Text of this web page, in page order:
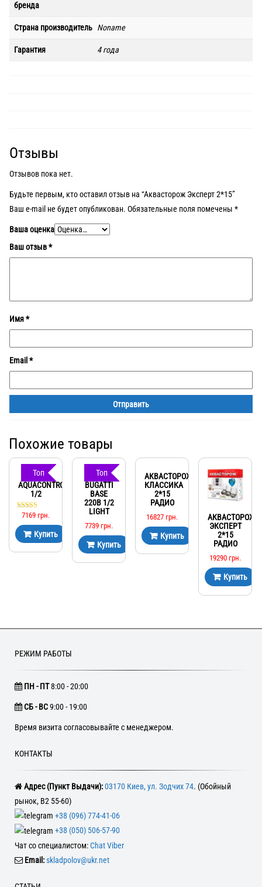
бренда
Страна производитель Noname
Гарантия 4 года
Отзывы
Отзывов пока нет.
Будьте первым, кто оставил отзыв на “Аквасторож Эксперт 2*15”
Ваш e-mail не будет опубликован. Обязательные поля помечены *
Ваша оценка
Ваш отзыв*
Имя*
Email *
Похожие товары
Топ
NEPTUN
AQUACONTROL
1/2
Оценка
из 5
7169 грн.
Купить
Топ
NEPTUN
BUGATTI
BASE
220B 1/2
LIGHT
7739 грн.
Купить
АКВАСТОРОЖ
КЛАССИКА
2*15
РАДИО
16827 грн.
Купить
АКВАСТОРОЖ
ЭКСПЕРТ
2*15
РАДИО
19290 грн.
Купить
РЕЖИМ РАБОТЫ
ПН - ПТ8:00 - 20:00
CБ - ВС9:00 - 19:00
Время визита согласовывайте с менеджером.
КОНТАКТЫ
Адрес (Пункт Выдачи):03170 Киев, ул. Зодчих 74. (Обойный
рынок, В2 55-60)
+38 (096) 774-41-06
+38 (050) 506-57-90
Чат со специалистом:Chat Viber
Email:skladpolov@ukr.net